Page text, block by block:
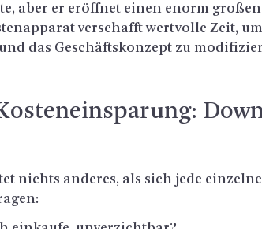
aber er er­öff­net einen enorm
ver­schafft wert­vol­le Zeit,
das Ge­schäfts­kon­zept zu
nichts an­de­res, als sich jede